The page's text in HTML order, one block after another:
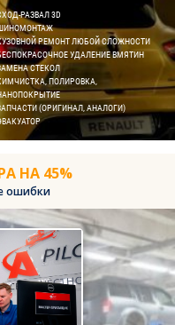
РАЗВАЛ 3D
РЕМОНТ ЛЮБОЙ СЛОЖНОСТИ
УДАЛЕНИЕ ВМЯТИН
СТЕКОЛ
ПОЛИРОВКА,
(ОРИГИНАЛ, АНАЛОГИ)
НА 45%
ошибки